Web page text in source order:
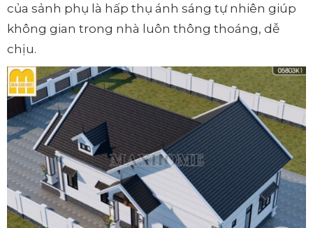
của sảnh phụ là hấp thụ ánh sáng tự nhiên giúp
không gian trong nhà luôn thông thoáng, dễ
chịu.